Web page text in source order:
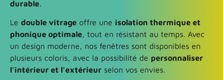
durable.
Le double vitrage offre une isolation thermique et
phonique optimale, tout en résistant au temps. Avec
un design moderne, nos fenêtres sont disponibles en
plusieurs coloris, avec la possibilité de personnaliser
l’intérieur et l’extérieur selon vos envies.